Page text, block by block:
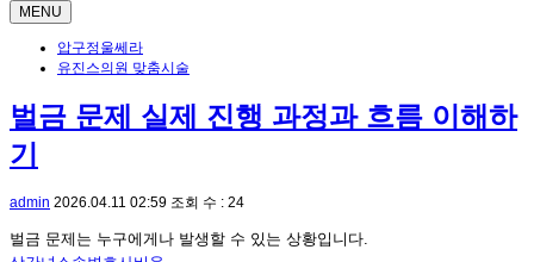
MENU
압구정울쎄라
유진스의원 맞춤시술
벌금 문제 실제 진행 과정과 흐름 이해하
기
admin 2026.04.11 02:59 조회 수 : 24
벌금 문제는 누구에게나 발생할 수 있는 상황입니다.